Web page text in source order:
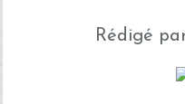
Rédigé